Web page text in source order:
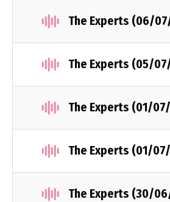
The Experts (06/
The Experts (05/
The Experts (01/
The Experts (01/
The Experts (30/